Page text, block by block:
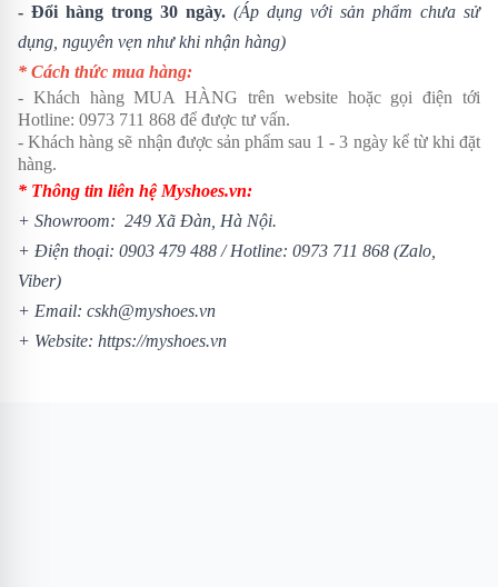
- Đổi hàng trong 30 ngày. (Áp dụng với sản phẩm chưa sử
dụng, nguyên vẹn như khi nhận hàng)
* Cách thức mua hàng:
- Khách hàng MUA HÀNG trên website hoặc gọi điện tới
Hotline: 0973 711 868 để được tư vấn.
- Khách hàng sẽ nhận được sản phẩm sau 1 - 3 ngày kể từ khi đặt
hàng.
* Thông tin liên hệ Myshoes.vn:
+ Showroom: 249 Xã Đàn, Hà Nội.
+ Điện thoại: 0903 479 488 /Hotline: 0973 711 868 (Zalo,
Viber)
+ Email: cskh@myshoes.vn
+ Website: https://myshoes.vn